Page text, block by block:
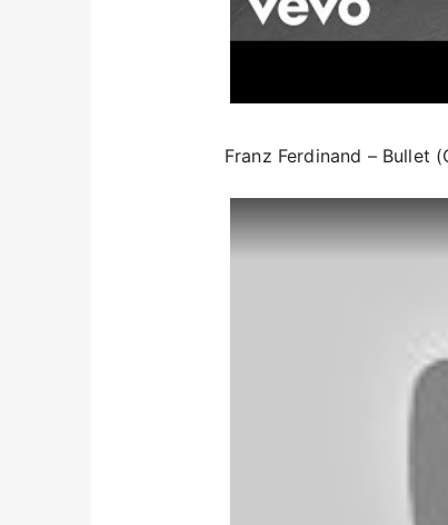
Franz Ferdinand – Bullet